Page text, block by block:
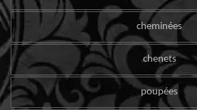
cheminées
chenets
poupées